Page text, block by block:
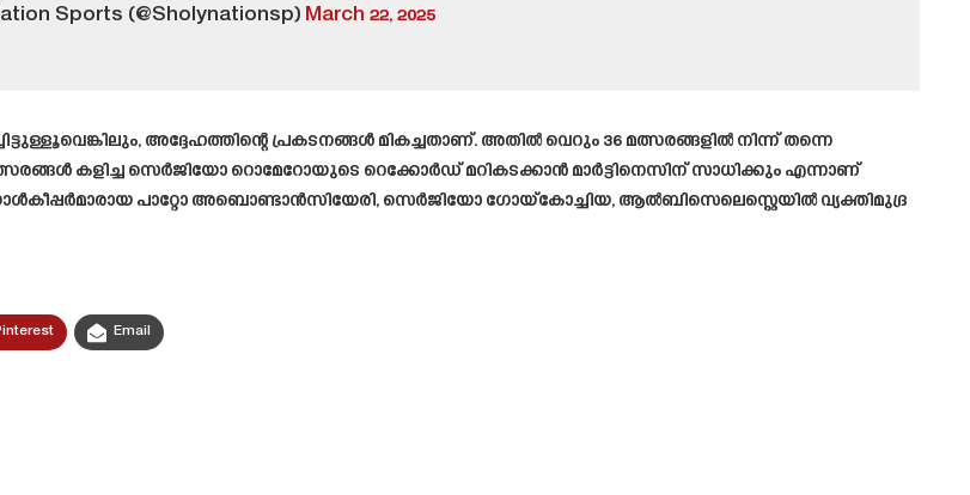
Sports (@Sholynationsp) March 22, 2025
അദ്ദേഹത്തിന്റെ പ്രകടനങ്ങൾ മികച്ചതാണ്. അതിൽ വെറും 36 മത്സരങ്ങളിൽ നിന്ന് തന്നെ
മത്സരങ്ങൾ കളിച്ച സെർജിയോ റൊമേറോയുടെ റെക്കോർഡ് മറികടക്കാൻ മാർട്ടിനെസിന്‌ സാധിക്കും എന്നാണ്
പാറ്റോ അബൊണ്ടാൻസിയേരി, സെർജിയോ ഗോയ്‌കോച്ചിയ, ആൽബിസെലെസ്റ്റെയിൽ വ്യക്തിമുദ്ര
Email